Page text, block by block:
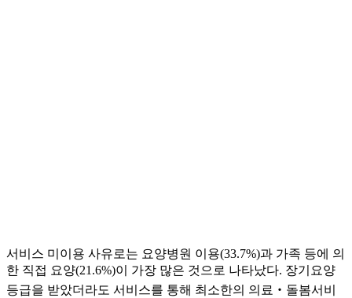
서비스 미이용 사유로는 요양병원 이용(33.7%)과 가족 등에 의
한 직접 요양(21.6%)이 가장 많은 것으로 나타났다. 장기요양
등급을 받았더라도 서비스를 통해 최소한의 의료‧돌봄서비